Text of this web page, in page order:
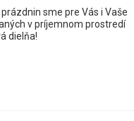
sme pre Vás i Vaše
v príjemnom prostredí
dielňa!